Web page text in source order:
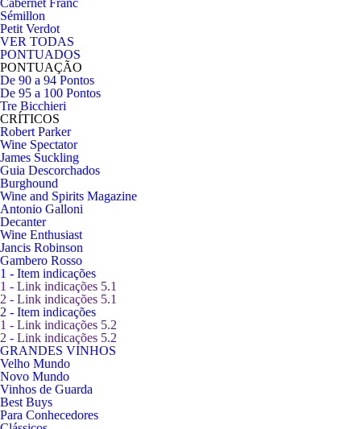
Cabernet Franc
Sémillon
Petit Verdot
VER TODAS
PONTUADOS
PONTUAÇÃO
De 90 a 94 Pontos
De 95 a 100 Pontos
Tre Bicchieri
CRÍTICOS
Robert Parker
Wine Spectator
James Suckling
Guia Descorchados
Burghound
Wine and Spirits Magazine
Antonio Galloni
Decanter
Wine Enthusiast
Jancis Robinson
Gambero Rosso
1 - Item indicações
1 - Link indicações 5.1
2 - Link indicações 5.1
2 - Item indicações
1 - Link indicações 5.2
2 - Link indicações 5.2
GRANDES VINHOS
Velho Mundo
Novo Mundo
Vinhos de Guarda
Best Buys
Para Conhecedores